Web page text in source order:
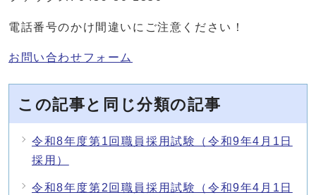
電話番号のかけ間違いにご注意ください！
お問い合わせフォーム
この記事と同じ分類の記事
令和8年度第1回職員採用試験（令和9年4月1日
採用）
令和8年度第2回職員採用試験（令和9年4月1日